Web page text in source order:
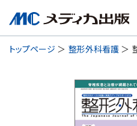
トップページ 整形外科看護